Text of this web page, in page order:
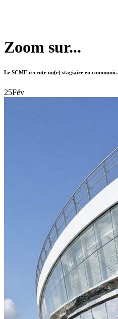
Zoom sur...
Le SCMF recrute un(e) stagiaire en
25Fév